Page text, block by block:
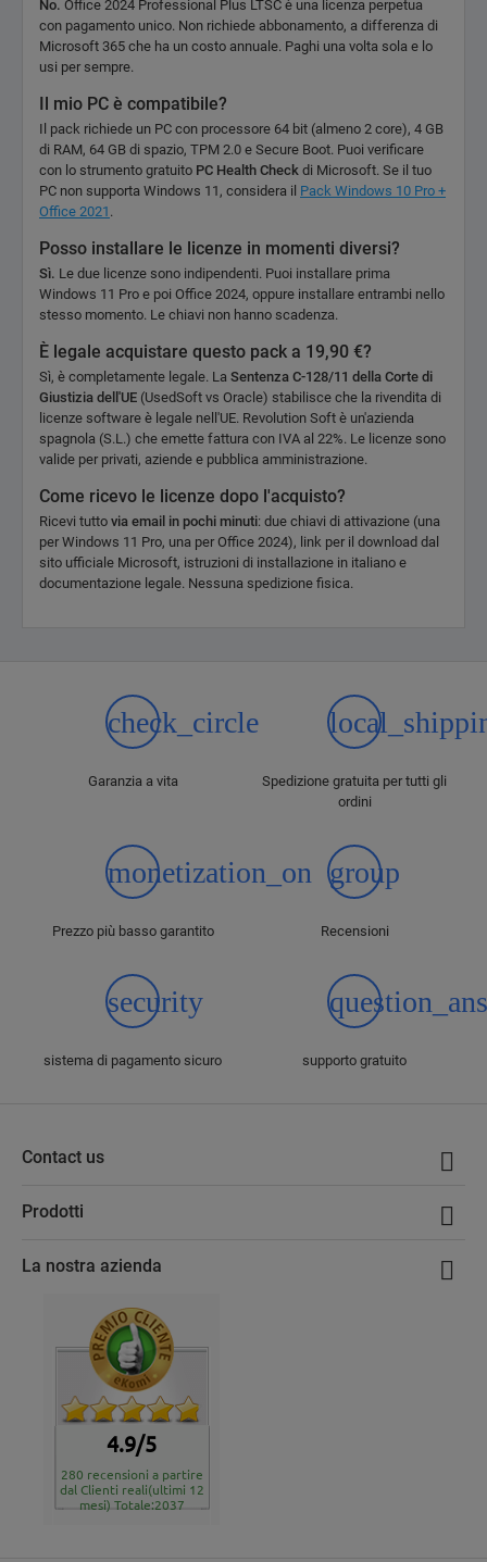
No. Office 2024 Professional Plus LTSC è una licenza perpetua
con pagamento unico. Non richiede abbonamento, a differenza di
Microsoft 365 che ha un costo annuale. Paghi una volta sola e lo
usi per sempre.
Il mio PC è compatibile?
Il pack richiede un PC con processore 64 bit (almeno 2 core), 4 GB
di RAM, 64 GB di spazio, TPM 2.0 e Secure Boot. Puoi verificare
con lo strumento gratuito PC Health Check di Microsoft. Se il tuo
PC non supporta Windows 11, considera il Pack Windows 10 Pro +
Office 2021 .
Posso installare le licenze in momenti diversi?
Sì. Le due licenze sono indipendenti. Puoi installare prima
Windows 11 Pro e poi Office 2024, oppure installare entrambi nello
stesso momento. Le chiavi non hanno scadenza.
È legale acquistare questo pack a 19,90 €?
Sì, è completamente legale. La Sentenza C-128/11 della Corte di
Giustizia dell'UE (UsedSoft vs Oracle) stabilisce che la rivendita di
licenze software è legale nell'UE. Revolution Soft è un'azienda
spagnola (S.L.) che emette fattura con IVA al 22%. Le licenze sono
valide per privati, aziende e pubblica amministrazione.
Come ricevo le licenze dopo l'acquisto?
Ricevi tutto via email in pochi minuti: due chiavi di attivazione (una
per Windows 11 Pro, una per Office 2024), link per il download dal
sito ufficiale Microsoft, istruzioni di installazione in italiano e
documentazione legale. Nessuna spedizione fisica.
check_circle
Garanzia a vita
Spedizione gratuita per tutti gli
ordini
monetization_on
Prezzo più basso garantito
group
Recensioni
security
sistema di pagamento sicuro supporto gratuito
Contact us 
Prodotti 
La nostra azienda 
4.9/5
280 recensioni a partire
dal Clienti reali(ultimi 12
mesi) Totale:2037